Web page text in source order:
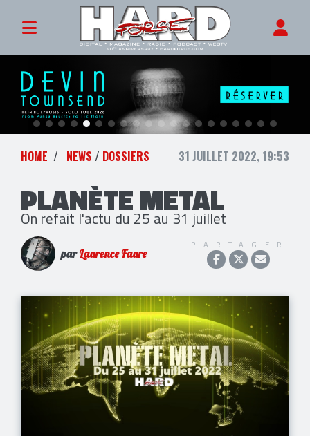
HOME NEWS / DOSSIERS 31 JUILLET 2022, 19:53
PLANÈTE METAL
On refait l'actu du 25 au 31 juillet
parLaurence Faure
PARTAGER